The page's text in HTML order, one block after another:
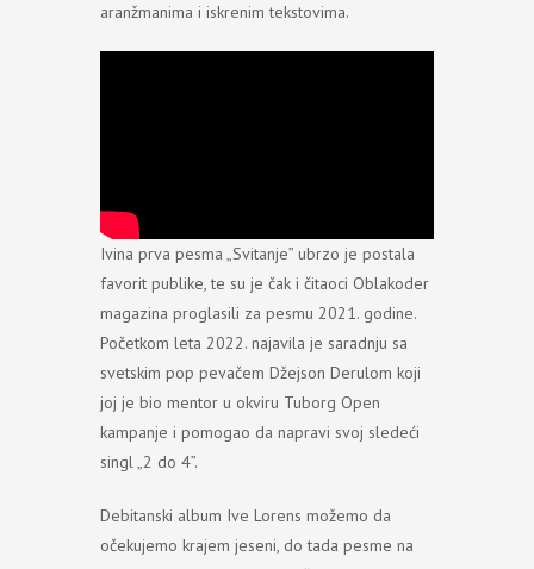
aranžmanima i iskrenim tekstovima.
Ivina prva pesma „Svitanje” ubrzo je postala
favorit publike, te su je čak i čitaoci Oblakoder
magazina proglasili za pesmu 2021. godine.
Početkom leta 2022. najavila je saradnju sa
svetskim pop pevačem Džejson Derulom koji
joj je bio mentor u okviru Tuborg Open
kampanje i pomogao da napravi svoj sledeći
singl „2 do 4”.
Debitanski album Ive Lorens možemo da
očekujemo krajem jeseni, do tada pesme na